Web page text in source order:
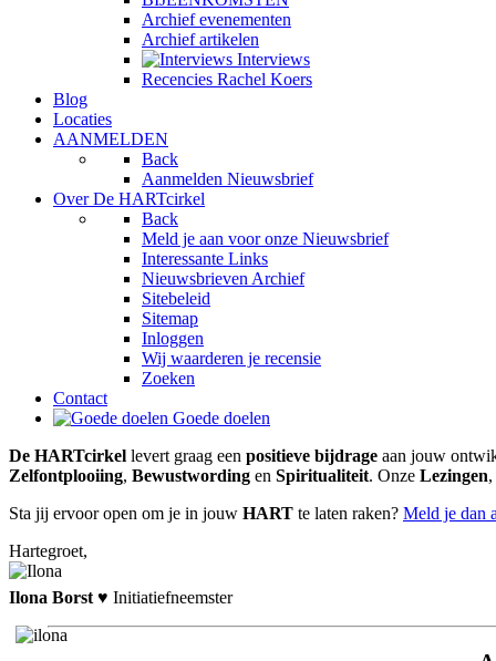
Archief evenementen
Archief artikelen
Interviews
Recencies Rachel Koers
Blog
Locaties
AANMELDEN
Back
Aanmelden Nieuwsbrief
Over De HARTcirkel
Back
Meld je aan voor onze Nieuwsbrief
Interessante Links
Nieuwsbrieven Archief
Sitebeleid
Sitemap
Inloggen
Wij waarderen je recensie
Zoeken
Contact
Goede doelen
De HARTcirkel levert graag een positieve bijdrage aan jouw
Zelfontplooiing, Bewustwording en Spiritualiteit. Onze Lezingen,
Sta jij ervoor open om je in jouw HART te laten raken? Meld je dan
Hartegroet,
Ilona Borst ♥ Initiatiefneemster